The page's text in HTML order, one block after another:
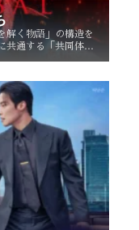
解く物語」の構造を
共通する「共同体の